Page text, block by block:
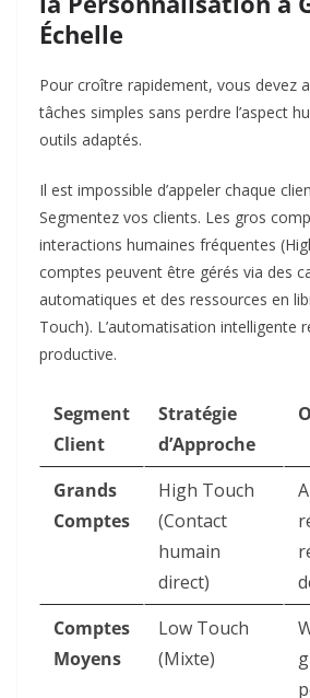
Échelle
Pour croître rapidement, vous devez
tâches simples sans perdre l’aspect
outils adaptés.
Il est impossible d’appeler chaque
Segmentez vos clients. Les gros
interactions humaines fréquentes
comptes peuvent être gérés via des
automatiques et des ressources en
Touch). L’automatisation intelligente
productive.
Segment
Client
Stratégie
d’Approche
Grands
Comptes
High Touch
(Contact
humain
direct)
Comptes
Moyens
Low Touch
(Mixte)